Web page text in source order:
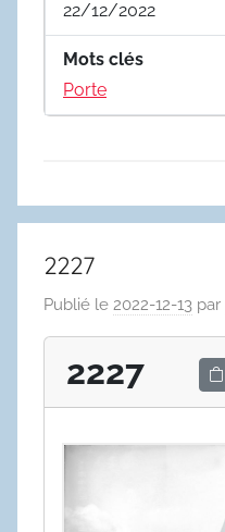
22/12/2022
Mots clés
Porte
2227
Publié le 2022-12-13 par
2227